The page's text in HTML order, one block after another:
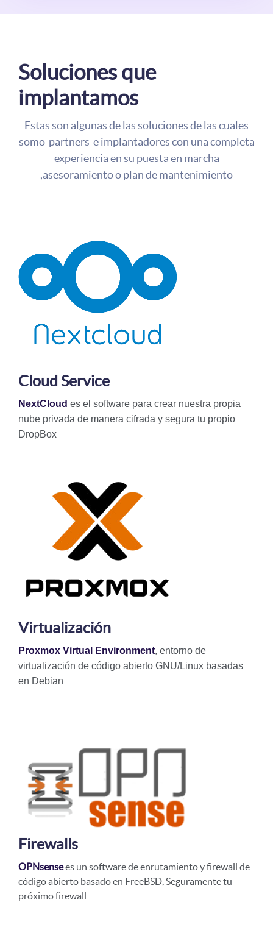
Soluciones que
implantamos
Estas son algunas de las soluciones de las cuales
somo partners e implantadores con una completa
experiencia en su puesta en marcha
,asesoramiento o plan de mantenimiento
Cloud Service
NextCloud es el software para crear nuestra propia
nube privada de manera cifrada y segura tu propio
DropBox
Virtualización
Proxmox Virtual Environment, entorno de
virtualización de código abierto GNU/Linux basadas
en Debian
Firewalls
OPNsensees un software de enrutamiento y firewall de
código abierto basado en FreeBSD, Seguramente tu
próximo firewall